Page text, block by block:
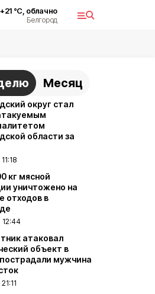
+21°С, облачно
Белгород
Месяц
округ стал
области за
кг мясной
уничтожено на
отходов в
12:44
атаковал
объект в
мужчина